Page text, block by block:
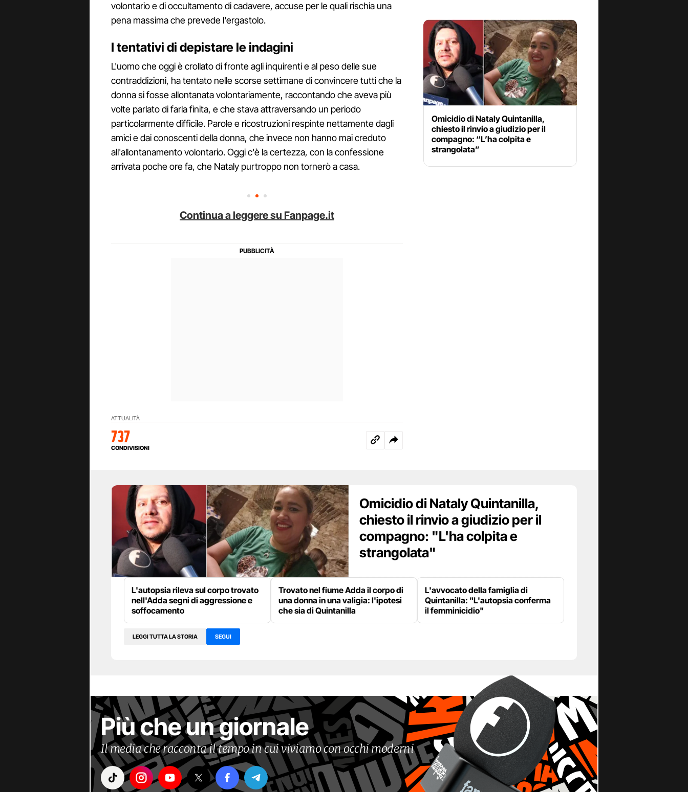
volontario e di occultamento di cadavere, accuse per le quali rischia una
pena massima che prevede l'ergastolo.
I tentativi di depistare le indagini
L'uomo che oggi è crollato di fronte agli inquirenti e al peso delle sue
contraddizioni, ha tentato nelle scorse settimane di convincere tutti che la
donna si fosse allontanata volontariamente, raccontando che aveva più
volte parlato di farla finita, e che stava attraversando un periodo
particolarmente difficile. Parole e ricostruzioni respinte nettamente dagli
amici e dai conoscenti della donna, che invece non hanno mai creduto
all'allontanamento volontario. Oggi c'è la certezza, con la confessione
arrivata poche ore fa, che Nataly purtroppo non tornerò a casa.
Continua a leggere su Fanpage.it
ATTUALITÀ
737
CONDIVISIONI
Omicidio di Nataly Quintanilla,
chiesto il rinvio a giudizio per il
compagno: “L’ha colpita e
strangolata”
Omicidio di Nataly Quintanilla,
chiesto il rinvio a giudizio per il
compagno: "L'ha colpita e
strangolata"
L'autopsia rileva sul corpo trovato
nell'Adda segni di aggressione e
soffocamento
Trovato nel fiume Adda il corpo di
una donna in una valigia: l'ipotesi
che sia di Quintanilla
L'avvocato della famiglia di
Quintanilla: "L'autopsia conferma
il femminicidio"
LEGGI TUTTA LA STORIA SEGUI
Più che un giornale
Il media che racconta il tempo in cui viviamo con occhi moderni